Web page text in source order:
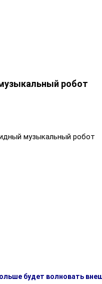
робот
музыкальный робот
будет волновать